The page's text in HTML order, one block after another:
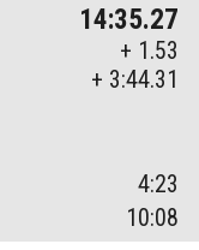
14:35.27
+ 1.53
+ 3:44.31
4:23
10:08